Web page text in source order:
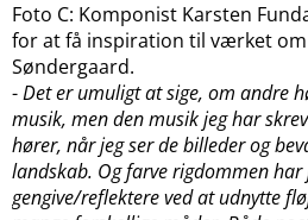
Foto C: Komponist Karsten
for at få inspiration til værket om
Søndergaard.
-Det er umuligt at sige, om andre
musik, men den musik jeg har
hører, når jeg ser de billeder og
landskab. Og farve rigdommen
gengive/reflektere ved at udnytte